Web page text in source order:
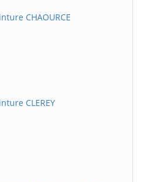
CHAOURCE
CLEREY